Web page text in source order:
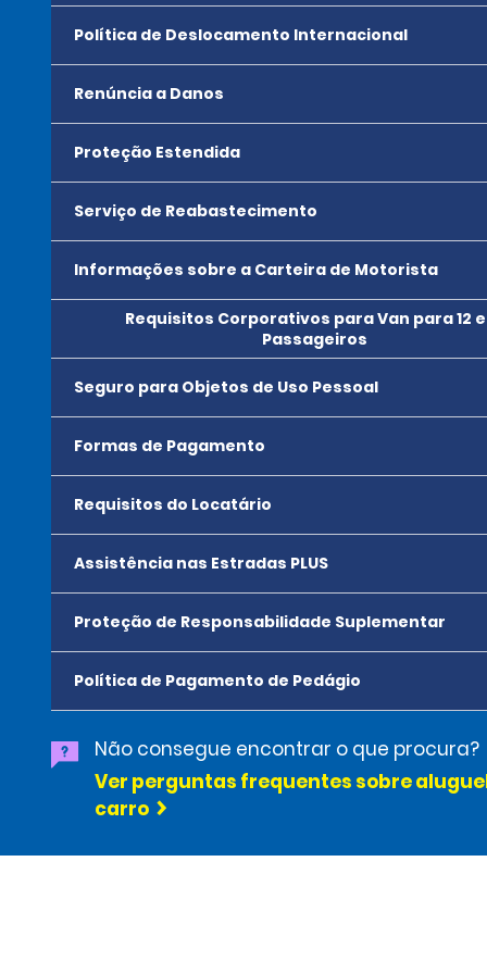
Política de Deslocamento Internacional
Renúncia a Danos
Proteção Estendida
Serviço de Reabastecimento
Informações sobre a Carteira de Motorista
Requisitos Corporativos para Van para 12 e
Passageiros
Seguro para Objetos de Uso Pessoal
Formas de Pagamento
Requisitos do Locatário
Assistência nas Estradas PLUS
Proteção de Responsabilidade Suplementar
Política de Pagamento de Pedágio
Não consegue encontrar o que procura?
Ver perguntas frequentes sobre
carro